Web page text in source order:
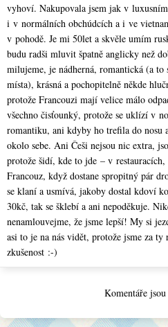
vyhoví. Nakupovala jsem jak v
i v normálních obchúdcích a i ve
v pohodě. Je mi 50let a skvěle umím
budu radši mluvit špatně anglicky než
milujeme, je nádherná, romantická (a
místa), krásná a pochopitelně někde
protože Francouzi mají velice málo
všechno čisťounký, protože se uklízí v
romantiku, ani kdyby ho trefila do nosu
okolo sebe. Ani Češi nejsou nic extra,
protože šidí, kde to jde – v
Francouz, když dostane spropitný pár
se klaní a usmívá, jakoby dostal kdoví
30kč, tak se šklebí a ani nepoděkuje.
nenamlouvejme, že jsme lepší! My si
asi to je na nás vidět, protože jsme za ty
zkušenost :-)
Komentáře